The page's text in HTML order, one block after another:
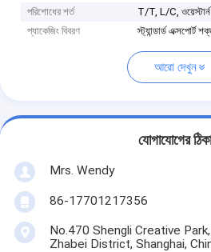
পরিশোধের শর্ত
T/T, L/C,
প্যাকেজিং বিবরণ
স্ট্যান্ডার্ড এক্সপোর্ট
আরো দেখুন
যোগাযোগের
Mrs. Wendy
86-17701217356
No.470 Shengli Creative
Zhabei District, Shanghai,